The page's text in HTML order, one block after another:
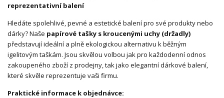
reprezentativní balení
Hledáte spolehlivé, pevné a estetické balení pro své produkty nebo
dárky? Naše papírové tašky s kroucenými uchy (držadly)
představují ideální a plně ekologickou alternativu k běžným
igelitovým taškám. Jsou skvělou volbou jak pro každodenní odnos
zakoupeného zboží z prodejny, tak jako elegantní dárkové balení,
které skvěle reprezentuje vaši firmu.
Praktické informace k objednávce: